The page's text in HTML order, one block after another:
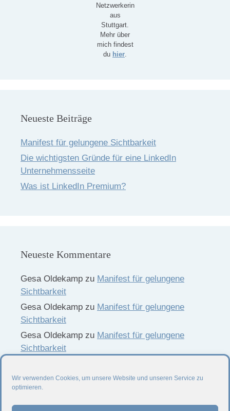
Wir verwenden Cookies, um unsere Website und unseren Service zu
optimieren.
Netzwerkerin
aus
Stuttgart.
Mehr über
mich findest
du hier
Neueste Beiträge
Manifest für gelungene Sichtbarkeit
Die wichtigsten Gründe für eine LinkedIn
Unternehmensseite
Was ist LinkedIn Premium?
Neueste Kommentare
Gesa Oldekamp zu Manifest für gelungene
Sichtbarkeit
Gesa Oldekamp zu Manifest für gelungene
Sichtbarkeit
Gesa Oldekamp zu Manifest für gelungene
Sichtbarkeit
Sichtbarkeit